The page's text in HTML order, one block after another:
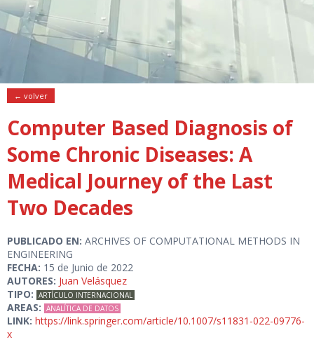
← volver
Computer Based Diagnosis of
Some Chronic Diseases: A
Medical Journey of the Last
Two Decades
PUBLICADO EN: ARCHIVES OF COMPUTATIONAL METHODS IN
ENGINEERING
FECHA: 15 de Junio de 2022
AUTORES: Juan Velásquez
TIPO: ARTÍCULO INTERNACIONAL
AREAS: ANALÍTICA DE DATOS
LINK: https://link.springer.com/article/10.1007/s11831-022-09776-
x